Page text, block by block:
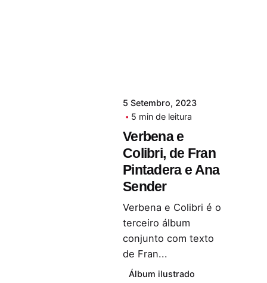
5 Setembro, 2023
5 min de leitura
Verbena e
Colibri, de Fran
Pintadera e Ana
Sender
Verbena e Colibri é o
terceiro álbum
conjunto com texto
de Fran...
Álbum ilustrado